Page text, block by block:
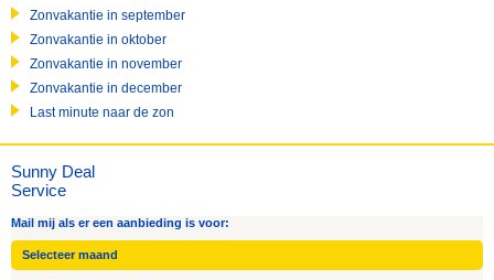
Zonvakantie in september
Zonvakantie in oktober
Zonvakantie in november
Zonvakantie in december
Last minute naar de zon
Sunny Deal
Service
Mail mij als er een aanbieding is voor: